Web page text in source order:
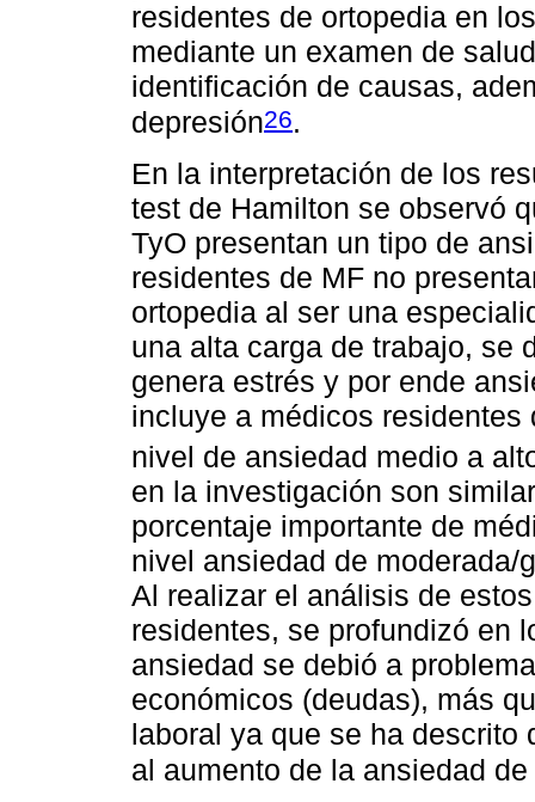
residentes de ortopedia en
mediante un examen de
identificación de causas,
depresión26.
En la interpretación de los
test de Hamilton se observó
TyO presentan un tipo de
residentes de MF no
ortopedia al ser una
una alta carga de trabajo, se
genera estrés y por ende
incluye a médicos
nivel de ansiedad medio a
en la investigación son
porcentaje importante de
nivel ansiedad de moderada/
Al realizar el análisis de
residentes, se profundizó en
ansiedad se debió a
económicos (deudas), más
laboral ya que se ha descrito
al aumento de la ansiedad